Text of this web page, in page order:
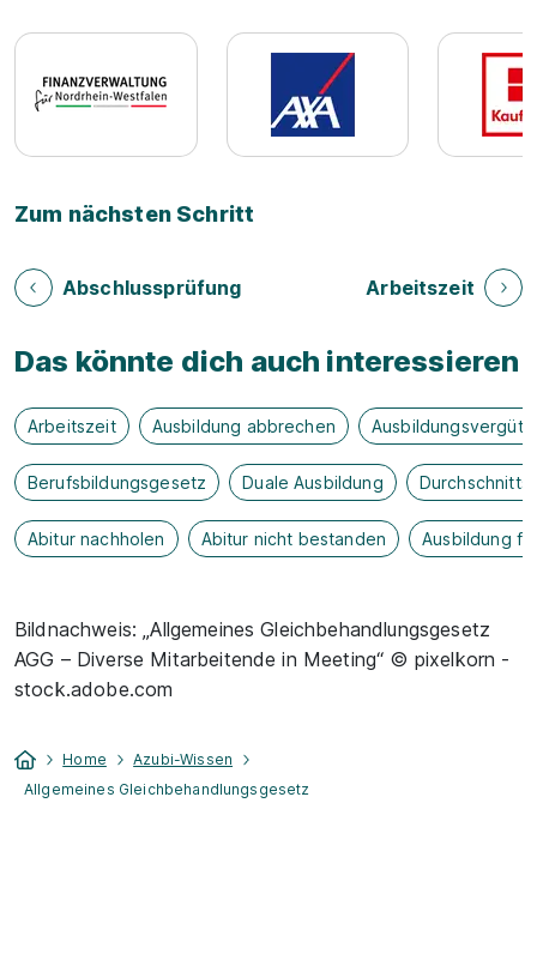
Zum nächsten Schritt
Abschlussprüfung Arbeitszeit
Das könnte dich auch interessieren
Arbeitszeit Ausbildung abbrechen
Berufsbildungsgesetz Duale Ausbildung
Abitur nachholen Abitur nicht bestanden Ausbildung
Bildnachweis: „Allgemeines Gleichbehandlungsgesetz
AGG – Diverse Mitarbeitende in Meeting“ © pixelkorn -
stock.adobe.com
Home
Azubi-Wissen
Allgemeines Gleichbehandlungsgesetz